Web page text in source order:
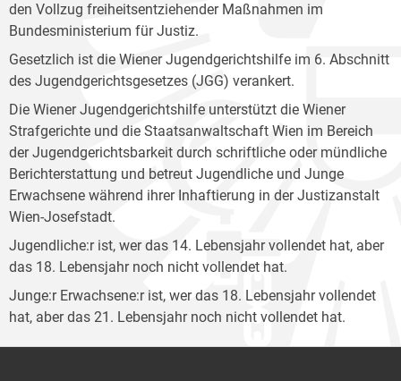
den Vollzug freiheitsentziehender Maßnahmen im
Bundesministerium für Justiz.
Gesetzlich ist die Wiener Jugendgerichtshilfe im 6. Abschnitt
des Jugendgerichtsgesetzes (JGG) verankert.
Die Wiener Jugendgerichtshilfe unterstützt die Wiener
Strafgerichte und die Staatsanwaltschaft Wien im Bereich
der Jugendgerichtsbarkeit durch schriftliche oder mündliche
Berichterstattung und betreut Jugendliche und Junge
Erwachsene während ihrer Inhaftierung in der Justizanstalt
Wien-Josefstadt.
Jugendliche:r ist, wer das 14. Lebensjahr vollendet hat, aber
das 18. Lebensjahr noch nicht vollendet hat.
Junge:r Erwachsene:r ist, wer das 18. Lebensjahr vollendet
hat, aber das 21. Lebensjahr noch nicht vollendet hat.